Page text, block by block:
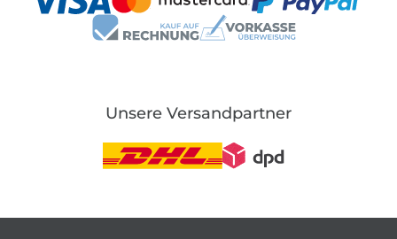
Unsere Versandpartner